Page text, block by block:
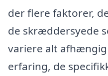
der flere faktorer,
de skræddersyede
variere alt afhængig
erfaring, de